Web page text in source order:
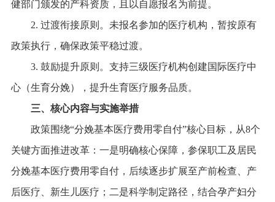
健部门颁发的产科资质，且以自愿报名为前提。
2. 过渡衔接原则。未报名参加的医疗机构，暂按原有
政策执行，确保政策平稳过渡。
3. 鼓励提升原则。支持三级医疗机构创建国际医疗中
心（生育分娩），提升生育医疗服务品质。
三、核心内容与实施举措
政策围绕“分娩基本医疗费用零自付”核心目标，从8个
关键方面推进改革：一是明确核心保障，参保职工及居民
分娩基本医疗费用零自付，后续逐步扩展至产前检查、产
后医疗、新生儿医疗；二是科学制定路径，结合孕产妇分